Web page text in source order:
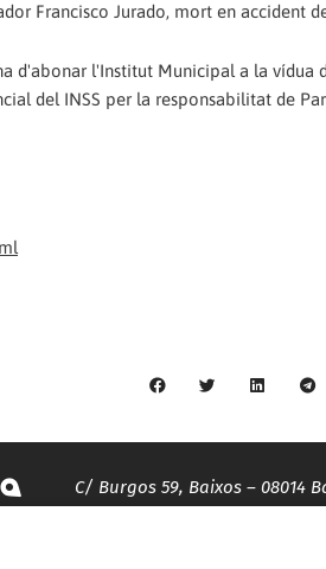
Francisco Jurado, mort en accident
d'abonar l'Institut Municipal a la vídua
del INSS per la responsabilitat de
C/ Burgos 59, Baixos – 08014